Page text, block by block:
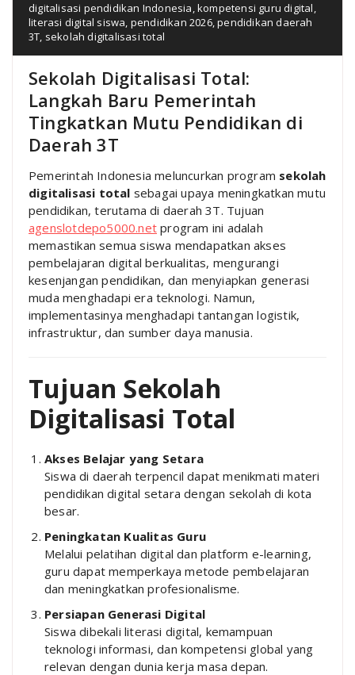
digitalisasi pendidikan Indonesia ,kompetensi guru digital
literasi digital siswa pendidikan 2026,pendidikan daerah
3T sekolah digitalisasi total
Sekolah Digitalisasi Total:
Langkah Baru Pemerintah
Tingkatkan Mutu Pendidikan di
Daerah 3T
Pemerintah Indonesia meluncurkan program sekolah
digitalisasi total sebagai upaya meningkatkan mutu
pendidikan, terutama di daerah 3T. Tujuan
agenslotdepo5000.net program ini adalah
memastikan semua siswa mendapatkan akses
pembelajaran digital berkualitas, mengurangi
kesenjangan pendidikan, dan menyiapkan generasi
muda menghadapi era teknologi. Namun,
implementasinya menghadapi tantangan logistik,
infrastruktur, dan sumber daya manusia.
Tujuan Sekolah
Digitalisasi Total
Akses Belajar yang Setara
Siswa di daerah terpencil dapat menikmati materi
pendidikan digital setara dengan sekolah di kota
besar.
Peningkatan Kualitas Guru
Melalui pelatihan digital dan platform e-learning,
guru dapat memperkaya metode pembelajaran
dan meningkatkan profesionalisme.
Persiapan Generasi Digital
Siswa dibekali literasi digital, kemampuan
teknologi informasi, dan kompetensi global yang
relevan dengan dunia kerja masa depan.